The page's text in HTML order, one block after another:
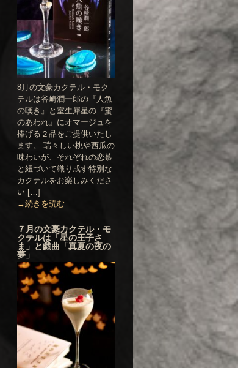
8月の文豪カクテル・モク
テルは谷崎潤一郎の『人魚
の嘆き』と室生犀星の『蜜
のあわれ』にオマージュを
捧げる２品をご提供いたし
ます。 瑞々しい桃や西瓜の
味わいが、それぞれの恋慕
と紐づいて織り成す特別な
カクテルをお楽しみくださ
い […]
→続きを読む
７月の文豪カクテル・モ
クテルは「星の王子さ
ま」と戯曲「真夏の夜の
夢」